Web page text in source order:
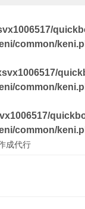
common/
common/
common/
成代行